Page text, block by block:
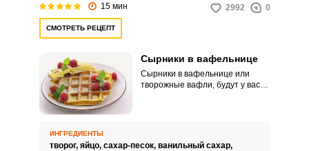
измельчать его не будем.
15 мин 2992 0
СМОТРЕТЬ РЕЦЕПТ
Сырники в вафельнице
Сырники в вафельнице или
творожные вафли, будут у вас
ИНГРЕДИЕНТЫ
творог, яйцо, сахар-песок, ванильный сахар,